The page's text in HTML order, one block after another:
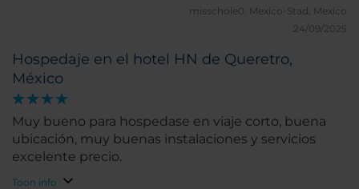
misschole0. Mexico-Stad, Mexico
24/09/2025
Hospedaje en el hotel HN de Queretro,
México
Muy bueno para hospedase en viaje corto, buena
ubicación, muy buenas instalaciones y servicios
excelente precio.
Toon info